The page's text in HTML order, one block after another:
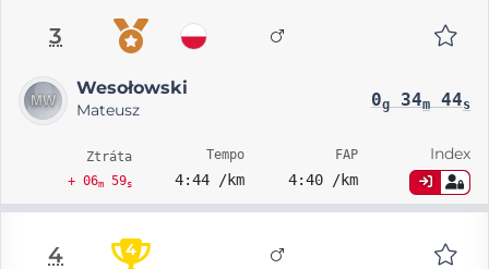
3
Wesołowski
Mateusz 0g34m44s
Ztráta
+ 06m59s
Tempo
4:44 /km
FAP
4:40 /km
Index
4 4